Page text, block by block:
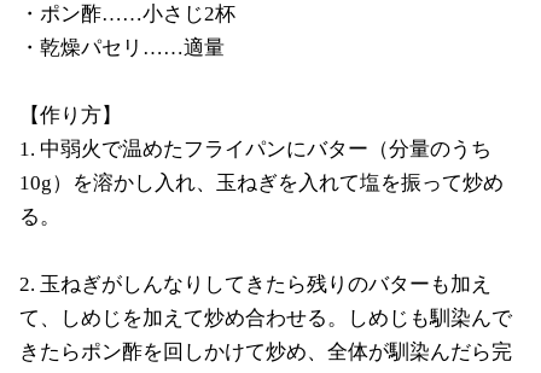
・ポン酢……小さじ2杯
・乾燥パセリ……適量
【作り方】
1. 中弱火で温めたフライパンにバター（分量のうち
10g）を溶かし入れ、玉ねぎを入れて塩を振って炒め
る。
2. 玉ねぎがしんなりしてきたら残りのバターも加え
て、しめじを加えて炒め合わせる。しめじも馴染んで
きたらポン酢を回しかけて炒め、全体が馴染んだら完